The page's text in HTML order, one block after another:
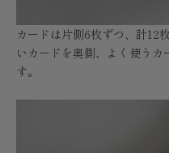
カードは片側6枚ずつ、計12
いカードを奥側、よく使う
す。